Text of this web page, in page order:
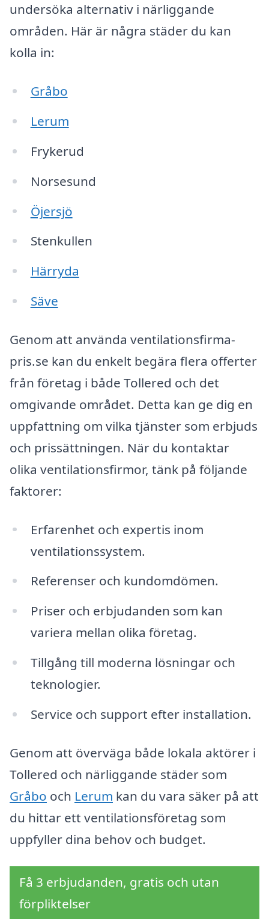
undersöka alternativ i närliggande
områden. Här är några städer du kan
kolla in:
Gråbo
Lerum
Frykerud
Norsesund
Öjersjö
Stenkullen
Härryda
Säve
Genom att använda ventilationsfirma-
pris.se kan du enkelt begära flera offerter
från företag i både Tollered och det
omgivande området. Detta kan ge dig en
uppfattning om vilka tjänster som erbjuds
och prissättningen. När du kontaktar
olika ventilationsfirmor, tänk på följande
faktorer:
Erfarenhet och expertis inom
ventilationssystem.
Referenser och kundomdömen.
Priser och erbjudanden som kan
variera mellan olika företag.
Tillgång till moderna lösningar och
teknologier.
Service och support efter installation.
Genom att överväga både lokala aktörer i
Tollered och närliggande städer som
Gråbo och Lerum kan du vara säker på att
du hittar ett ventilationsföretag som
uppfyller dina behov och budget.
Få 3 erbjudanden, gratis och utan
förpliktelser